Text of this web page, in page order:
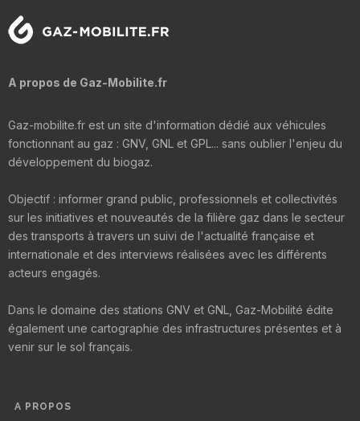
A propos de Gaz-Mobilite.fr
Gaz-mobilite.fr est un site d'information dédié aux véhicules
fonctionnant au gaz : GNV, GNL et GPL... sans oublier l'enjeu du
développement du biogaz.
Objectif : informer grand public, professionnels et collectivités
sur les initiatives et nouveautés de la filière gaz dans le secteur
des transports à travers un suivi de l'actualité française et
internationale et des interviews réalisées avec les différents
acteurs engagés.
Dans le domaine des stations GNV et GNL, Gaz-Mobilité édite
également une cartographie des infrastructures présentes et à
venir sur le sol français.
A PROPOS